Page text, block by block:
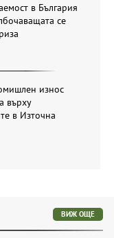
в България
се
износ
върху
в Източна
ВИЖ ОЩЕ